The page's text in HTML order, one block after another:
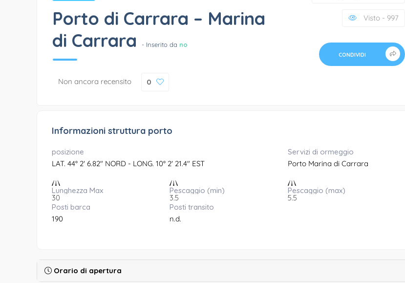
Porto di Carrara – Marina
di Carrara
- Inserito da no
Non ancora recensito 0
Visto - 997
CONDIVIDI
Informazioni struttura porto
posizione
LAT. 44° 2' 6.82" NORD - LONG. 10° 2' 21.4" EST
Servizi di ormeggio
Porto Marina di Carrara
Lunghezza Max
30
Pescaggio (min)
3.5
Pescaggio (max)
5.5
Posti barca
190
Posti transito
n.d.
Orario di apertura